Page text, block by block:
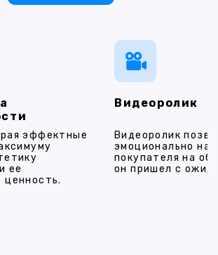
эффектные
ее
ценность.
Видеоролик
Видеоролик
эмоционально
покупателя на
он пришел с